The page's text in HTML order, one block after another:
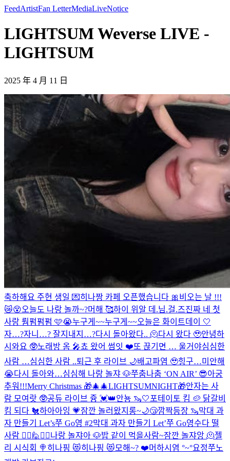
FeedArtistFan LetterMediaLiveNotice
LIGHTSUM Weverse LIVE -
LIGHTSUM
2025 年 4 月 11 日
축하해요 주현 생일 💌히나짱 카페 오픈했습니다 🎀 비오는 날 !!!
😿😵오늘도 나랑 놀까~?머해 🥰하이 위알 데.님.걸.즈진짜 네 첫
사랑 뤔펌펌펌 🩷😭누구게~~누구게~~오늘은 화이트데이 🤍
자…?자니…? 잘지내지…?다시 돌아왔다.. 🫠다시 왔다 🥹안녕하
시와요 🥸노래방 옴 🎤쵸 왔어 썸잇 ❤️또 끊기면 … 울거야심심한
사람 …심심한 사람 ..퇴근 후 라이브 🌙배고파염 🥹힝구…미안해
😭다시 돌아와…심심해 나랑 놀쟈 🐶쭈춤나춤 ‘ON AIR’ 😎아궁
추워!!!Merry Christmas 🎁🎄🎄LIGHTSUMNIGHT🎁안자는 사
람 모여랏 🥸공듀 라이브 즁 💓👑안뇽 🦦🤍포테이토 킴 🥔 닭갈비
킴 되다 🐔하아아잉 💗잠깐 놀러왔지롱~🌙😴깜짝등장 🦦막대 과
자 만들기 Let’s쭈 Go영 #2막대 과자 만들기 Let’쭈 Go영수다 떨
사람 🙋‍♀️🙋🙋‍♂️나랑 놀쟈아 🐶밥 같이 먹을사람~잠깐 놀쟈앙 🫠젤
리 시식회 🍭 히나핑 😻히나핑 😻모해~? ❤️머하시염 °~°요정쭈노